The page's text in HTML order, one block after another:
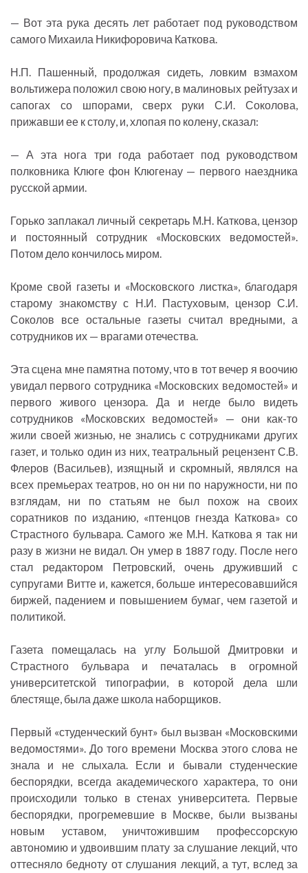
— Вот эта рука десять лет работает под руководством
самого Михаила Никифоровича Каткова.
Н.П. Пашенный, продолжая сидеть, ловким взмахом
вольтижера положил свою ногу, в малиновых рейтузах и
сапогах со шпорами, сверх руки С.И. Соколова,
прижавши ее к столу, и, хлопая по колену, сказал:
— А эта нога три года работает под руководством
полковника Клюге фон Клюгенау — первого наездника
русской армии.
Горько заплакал личный секретарь М.Н. Каткова, цензор
и постоянный сотрудник «Московских ведомостей».
Потом дело кончилось миром.
Кроме свой газеты и «Московского листка», благодаря
старому знакомству с Н.И. Пастуховым, цензор С.И.
Соколов все остальные газеты считал вредными, а
сотрудников их — врагами отечества.
Эта сцена мне памятна потому, что в тот вечер я воочию
увидал первого сотрудника «Московских ведомостей» и
первого живого цензора. Да и негде было видеть
сотрудников «Московских ведомостей» — они как-то
жили своей жизнью, не знались с сотрудниками других
газет, и только один из них, театральный рецензент С.В.
Флеров (Васильев), изящный и скромный, являлся на
всех премьерах театров, но он ни по наружности, ни по
взглядам, ни по статьям не был похож на своих
соратников по изданию, «птенцов гнезда Каткова» со
Страстного бульвара. Самого же М.Н. Каткова я так ни
разу в жизни не видал. Он умер в 1887 году. После него
стал редактором Петровский, очень друживший с
супругами Витте и, кажется, больше интересовавшийся
биржей, падением и повышением бумаг, чем газетой и
политикой.
Газета помещалась на углу Большой Дмитровки и
Страстного бульвара и печаталась в огромной
университетской типографии, в которой дела шли
блестяще, была даже школа наборщиков.
Первый «студенческий бунт» был вызван «Московскими
ведомостями». До того времени Москва этого слова не
знала и не слыхала. Если и бывали студенческие
беспорядки, всегда академического характера, то они
происходили только в стенах университета. Первые
беспорядки, прогремевшие в Москве, были вызваны
новым уставом, уничтожившим профессорскую
автономию и удвоившим плату за слушание лекций, что
оттесняло бедноту от слушания лекций, а тут, вслед за